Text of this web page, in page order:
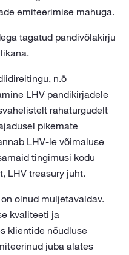
emiteerimise mahuga.
tagatud pandivõlakirju
n.ö
LHV pandikirjadele
rahaturgudelt
pikemate
LHV-le võimaluse
tingimusi kodu
LHV treasury juht.
olnud muljetavaldav.
kvaliteeti ja
klientide nõudluse
juba alates